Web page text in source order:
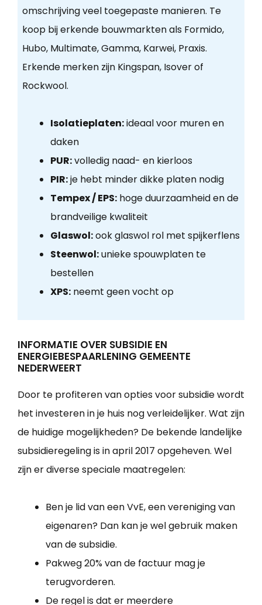
omschrijving veel toegepaste manieren. Te
koop bij erkende bouwmarkten als Formido,
Hubo, Multimate, Gamma, Karwei, Praxis.
Erkende merken zijn Kingspan, Isover of
Rockwool.
Isolatieplaten:ideaal voor muren en
daken
PUR:volledig naad- en kierloos
PIR:je hebt minder dikke platen nodig
Tempex / EPS:hoge duurzaamheid en de
brandveilige kwaliteit
Glaswol:ook glaswol rol met spijkerflens
Steenwol:unieke spouwplaten te
bestellen
XPS:neemt geen vocht op
INFORMATIE OVER SUBSIDIE EN
ENERGIEBESPAARLENING GEMEENTE
NEDERWEERT
Door te profiteren van opties voor subsidie wordt
het investeren in je huis nog verleidelijker. Wat zijn
de huidige mogelijkheden? De bekende landelijke
subsidieregeling is in april 2017 opgeheven. Wel
zijn er diverse speciale maatregelen:
Ben je lid van een VvE, een vereniging van
eigenaren? Dan kan je wel gebruik maken
van de subsidie.
Pakweg 20% van de factuur mag je
terugvorderen.
De regel is dat er meerdere